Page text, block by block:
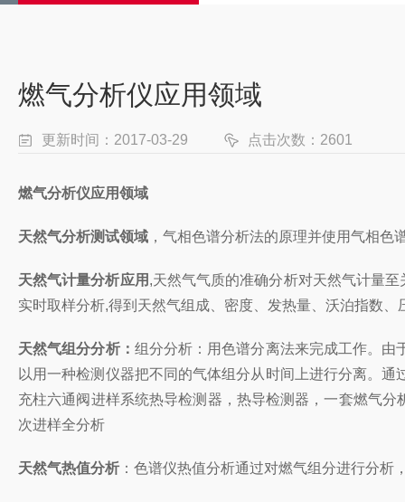
燃气分析仪应用领域
更新时间：2017-03-29 点击次数：2601
燃气分析仪应用领域
天然气分析测试领域 ，气相色谱分析法的原理并使用气相
天然气计量分析应用 ,天然气气质的准确分析对天然气计量
实时取样分析,得到天然气组成、密度、发热量、沃泊指数
天然气组分分析： 组分分析：用色谱分离法来完成工作。
以用一种检测仪器把不同的气体组分从时间上进行分离。
充柱六通阀进样系统热导检测器，热导检测器，一套燃气
次进样全分析
天然气热值分析 ：色谱仪热值分析通过对燃气组分进行分